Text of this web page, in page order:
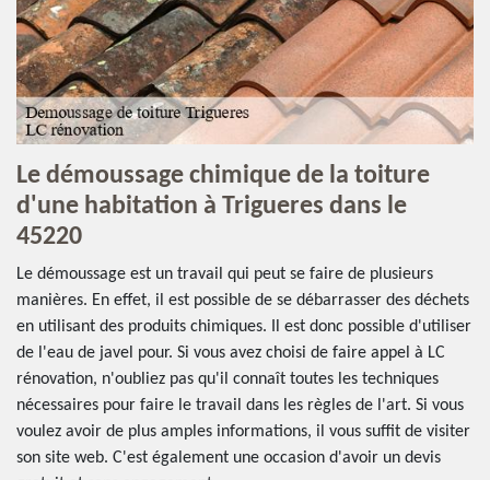
Le démoussage chimique de la toiture
d'une habitation à Trigueres dans le
45220
Le démoussage est un travail qui peut se faire de plusieurs
manières. En effet, il est possible de se débarrasser des déchets
en utilisant des produits chimiques. Il est donc possible d'utiliser
de l'eau de javel pour. Si vous avez choisi de faire appel à LC
rénovation, n'oubliez pas qu'il connaît toutes les techniques
nécessaires pour faire le travail dans les règles de l'art. Si vous
voulez avoir de plus amples informations, il vous suffit de visiter
son site web. C'est également une occasion d'avoir un devis